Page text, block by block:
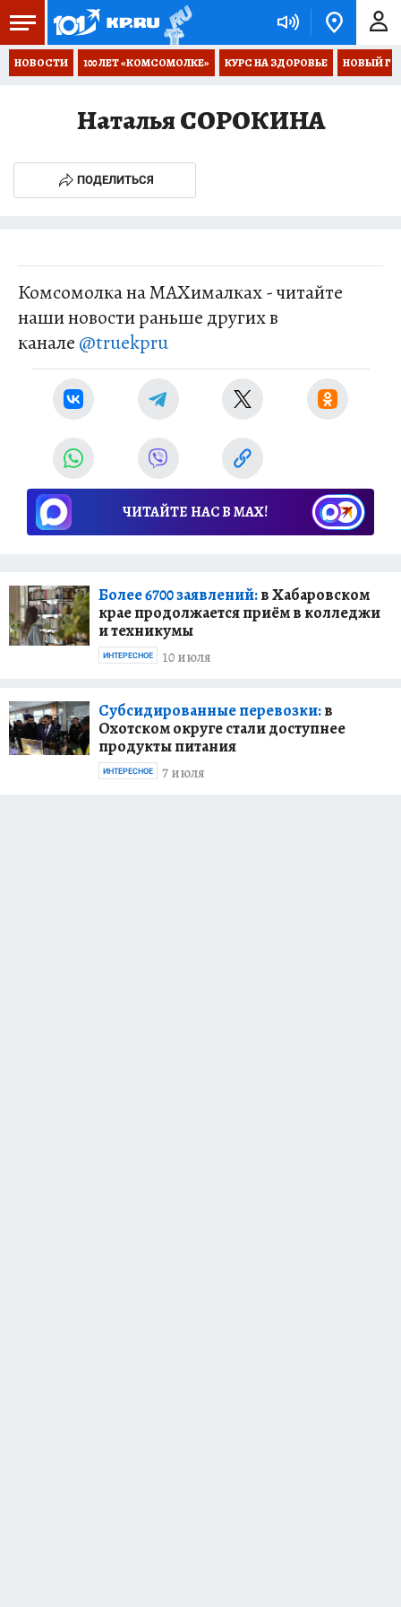
НОВОСТИ 100 ЛЕТ «КОМСОМОЛКЕ» КУРС НА ЗДОРОВЬЕ НОВЫЙ
Наталья СОРОКИНА
ПОДЕЛИТЬСЯ
Комсомолка на MAXималках - читайте
наши новости раньше других в
канале @truekpru
ЧИТАЙТЕ НАС В МАХ!
Более 6700 заявлений:в Хабаровском
крае продолжается приём в колледжи
и техникумы
10 июля
ИНТЕРЕСНОЕ
Субсидированные перевозки:в
Охотском округе стали доступнее
продукты питания
7 июля
ИНТЕРЕСНОЕ